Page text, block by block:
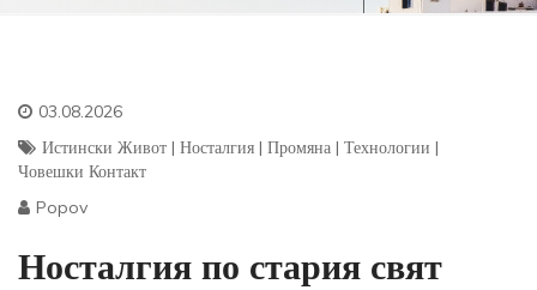
03.08.2026
Истински Живот | Носталгия | Промяна | Технологии |
Човешки Контакт
Popov
Носталгия по стария свят